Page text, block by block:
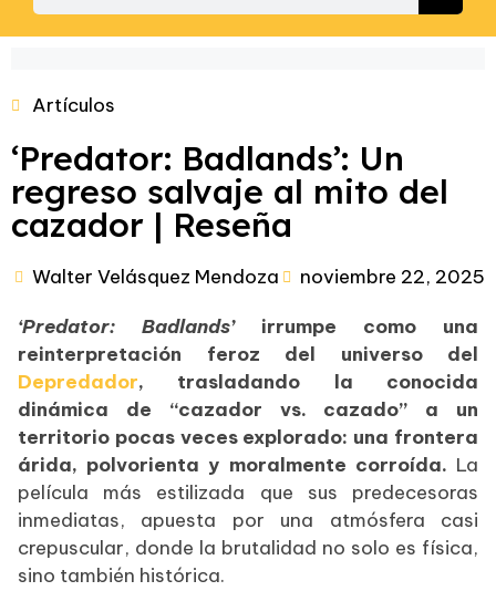
Artículos
‘Predator: Badlands’: Un
regreso salvaje al mito del
cazador | Reseña
Walter Velásquez Mendoza noviembre 22, 2025
‘Predator: Badlands’irrumpe como una
reinterpretación feroz del universo del
Depredador, trasladando la conocida
dinámica de “cazador vs. cazado” a un
territorio pocas veces explorado: una frontera
árida, polvorienta y moralmente corroída. La
película más estilizada que sus predecesoras
inmediatas, apuesta por una atmósfera casi
crepuscular, donde la brutalidad no solo es física,
sino también histórica.